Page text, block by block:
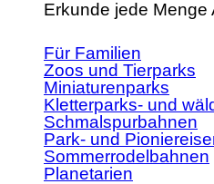
Erkunde jede
Für Familien
Zoos und Tierparks
Miniaturenparks
Kletterparks- und
Schmalspurbahnen
Park- und
Sommerrodelbahnen
Planetarien